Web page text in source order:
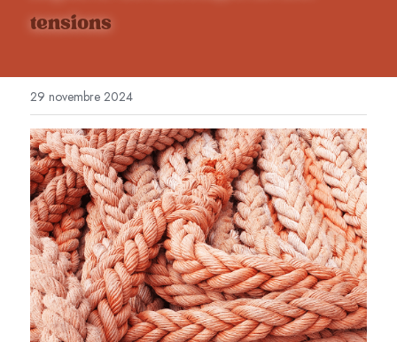
tensions
29 novembre 2024